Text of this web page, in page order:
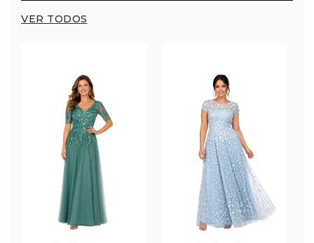
VER TODOS